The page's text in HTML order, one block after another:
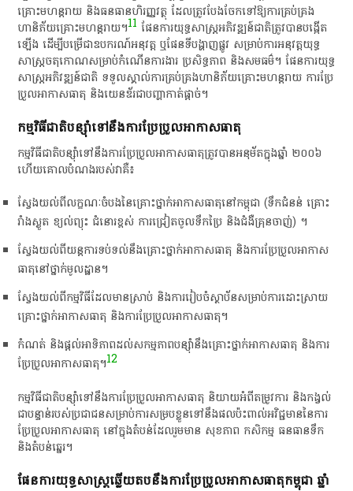
គ្រោះ​មហន្តរាយ​ និង​ធនធាន​ហិរញ្ញវត្ថុ​ ដែល​ត្រូវ​បែងចែក​ទៅ​ឱ្យ​ការ​គ្រប់គ្រង​
ហានិភ័យ​គ្រោះ​មហន្តរាយ​។​11 ​ ផែនការ​យុទ្ធសាស្ត្រ​អភិវឌ្ឍន៍​ជាតិ​ត្រូវ​បាន​បង្កើត​
ឡើង​ ដើម្បី​បម្រើ​ជា​ឧបករណ៍​អនុវត្ត​ ឬ​ផែនទី​បង្ហាញផ្លូវ​ សម្រាប់​ការ​អនុវត្ត​យុទ្ធ
សាស្ត្រ​ចតុកោណ​សម្រាប់​កំណើន​ការងារ​ ប្រសិទ្ធភាព​ និង​សមធម៌​។​ ផែនការ​យុទ្ធ
សាស្ត្រ​អភិវឌ្ឍន៍​ជាតិ​ ទទួលស្គាល់​ការ​គ្រប់គ្រង​ហានិភ័យ​គ្រោះ​មហន្តរាយ​ ការ​ប្រែ
ប្រួល​អាកាសធាតុ​ និង​យេ​ន​ឌ័​រ​ជា​បញ្ហា​កាត់​ផ្តាច់​។​
​កម្មវិធី​ជាតិ​បន្ស៊ាំ​ទៅ​នឹង​ការ​ប្រែប្រួល​អាកាសធាតុ​
​កម្មវិធី​ជាតិ​បន្ស៊ាំ​ទៅ​នឹង​ការ​ប្រែប្រួល​អាកាសធាតុ​ត្រូវ​បាន​អនុម័ត​ក្នុង​ឆ្នាំ​ ២០០៦​
ហើយ​គោលបំណង​របស់​វា​គឺ​៖
​ស្វែង​យល់​ពី​លក្ខណៈ​ចំបង​នៃ​គ្រោះថ្នាក់​អាកាសធាតុ​នៅ​កម្ពុជា​ (​ទឹកជំនន់​ គ្រោះ​
រាំង​ស្ងួត​ ខ្យល់ព្យុះ​ ជំនោរ​ខ្ពស់​ ការ​ជ្រៀតចូល​ទឹកប្រៃ​ និង​ជំងឺគ្រុនចាញ់​)​ ។​
ស្វែង​យល់​ពី​យន្តការ​ទប់ទល់​នឹង​គ្រោះថ្នាក់​អាកាសធាតុ​ និង​ការ​ប្រែប្រួល​អាកាស
ធាតុ​នៅ​ថ្នាក់​មូលដ្ឋាន​។​
​ស្វែង​យល់​ពី​កម្មវិធី​ដែល​មាន​ស្រាប់​ និង​ការ​រៀបចំ​ស្ថាប័ន​សម្រាប់​ការ​ដោះស្រាយ​
គ្រោះថ្នាក់​អាកាសធាតុ​ និង​ការ​ប្រែប្រួល​អាកាសធាតុ​។​
​កំណត់​ និង​ផ្តល់​អាទិភាព​ដល់​សកម្មភាព​បន្ស៊ាំ​នឹង​គ្រោះថ្នាក់​អាកាសធាតុ​ និង​ការ​
ប្រែប្រួល​អាកាសធាតុ​។​12
​កម្មវិធី​ជាតិ​បន្ស៊ាំ​ទៅ​នឹង​ការ​ប្រែប្រួល​អាកាសធាតុ​ និយាយ​អំពី​តម្រូវការ​ និង​កង្វល់​
ជា​បន្ទាន់​របស់​ប្រជាជន​សម្រាប់​ការ​សម្រប​ខ្លួន​ទៅ​នឹង​ផល​ប៉ះពាល់​អវិជ្ជមាន​នៃ​ការ​
ប្រែប្រួល​អាកាសធាតុ​ នៅ​ក្នុង​តំបន់​ដែល​រួម​មាន​ សុខភាព​ កសិកម្ម​ ធនធានទឹក​
និង​តំបន់ឆ្នេរ​។​
​ផែនការ​យុទ្ធសាស្ត្រ​ឆ្លើយ​តប​នឹង​ការ​ប្រែប្រួល​អាកាសធាតុ​កម្ពុជា​ ឆ្នាំ​